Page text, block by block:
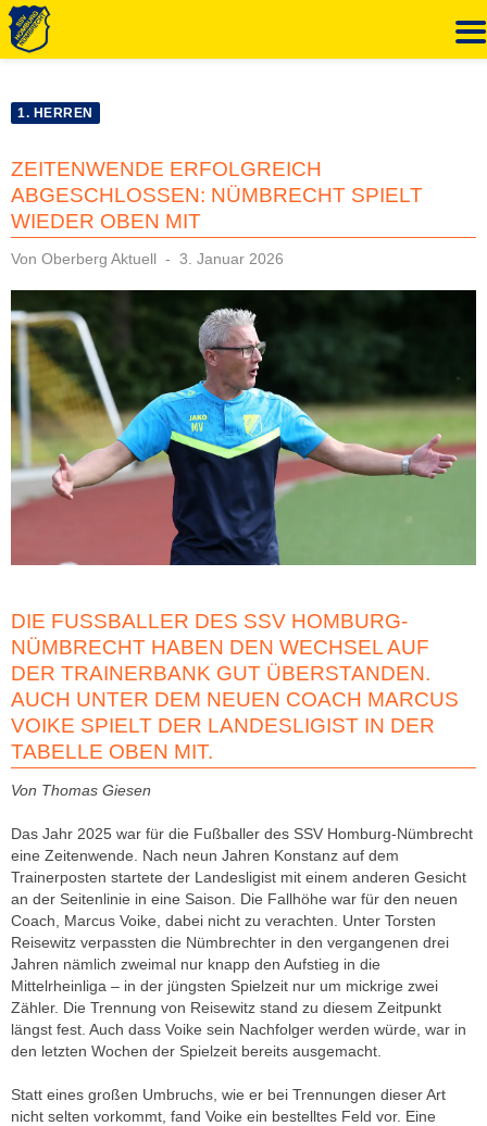
Inhalt
1. HERREN
ZEITENWENDE ERFOLGREICH
ABGESCHLOSSEN: NÜMBRECHT SPIELT
WIEDER OBEN MIT
Von Oberberg Aktuell
Veröffentlicht
3. Januar 2026
DIE FUSSBALLER DES SSV HOMBURG-N
ÜMBRECHT HABEN DEN WECHSEL AUF D
ER TRAINERBANK GUT ÜBERSTANDEN. A
UCH UNTER DEM NEUEN COACH MARCUS V
OIKE SPIELT DER LANDESLIGIST IN DER T
ABELLE OBEN MIT.
Von Thomas Giesen
Das Jahr 2025 war für die Fußballer des SSV Homburg-Nümbrecht
eine Zeitenwende. Nach neun Jahren Konstanz auf dem
Trainerposten startete der Landesligist mit einem anderen Gesicht
an der Seitenlinie in eine Saison. Die Fallhöhe war für den neuen
Coach, Marcus Voike, dabei nicht zu verachten. Unter Torsten
Reisewitz verpassten die Nümbrechter in den vergangenen drei
Jahren nämlich zweimal nur knapp den Aufstieg in die
Mittelrheinliga – in der jüngsten Spielzeit nur um mickrige zwei
Zähler. Die Trennung von Reisewitz stand zu diesem Zeitpunkt
längst fest. Auch dass Voike sein Nachfolger werden würde, war in
den letzten Wochen der Spielzeit bereits ausgemacht.
Statt eines großen Umbruchs, wie er bei Trennungen dieser Art
nicht selten vorkommt, fand Voike ein bestelltes Feld vor. Eine